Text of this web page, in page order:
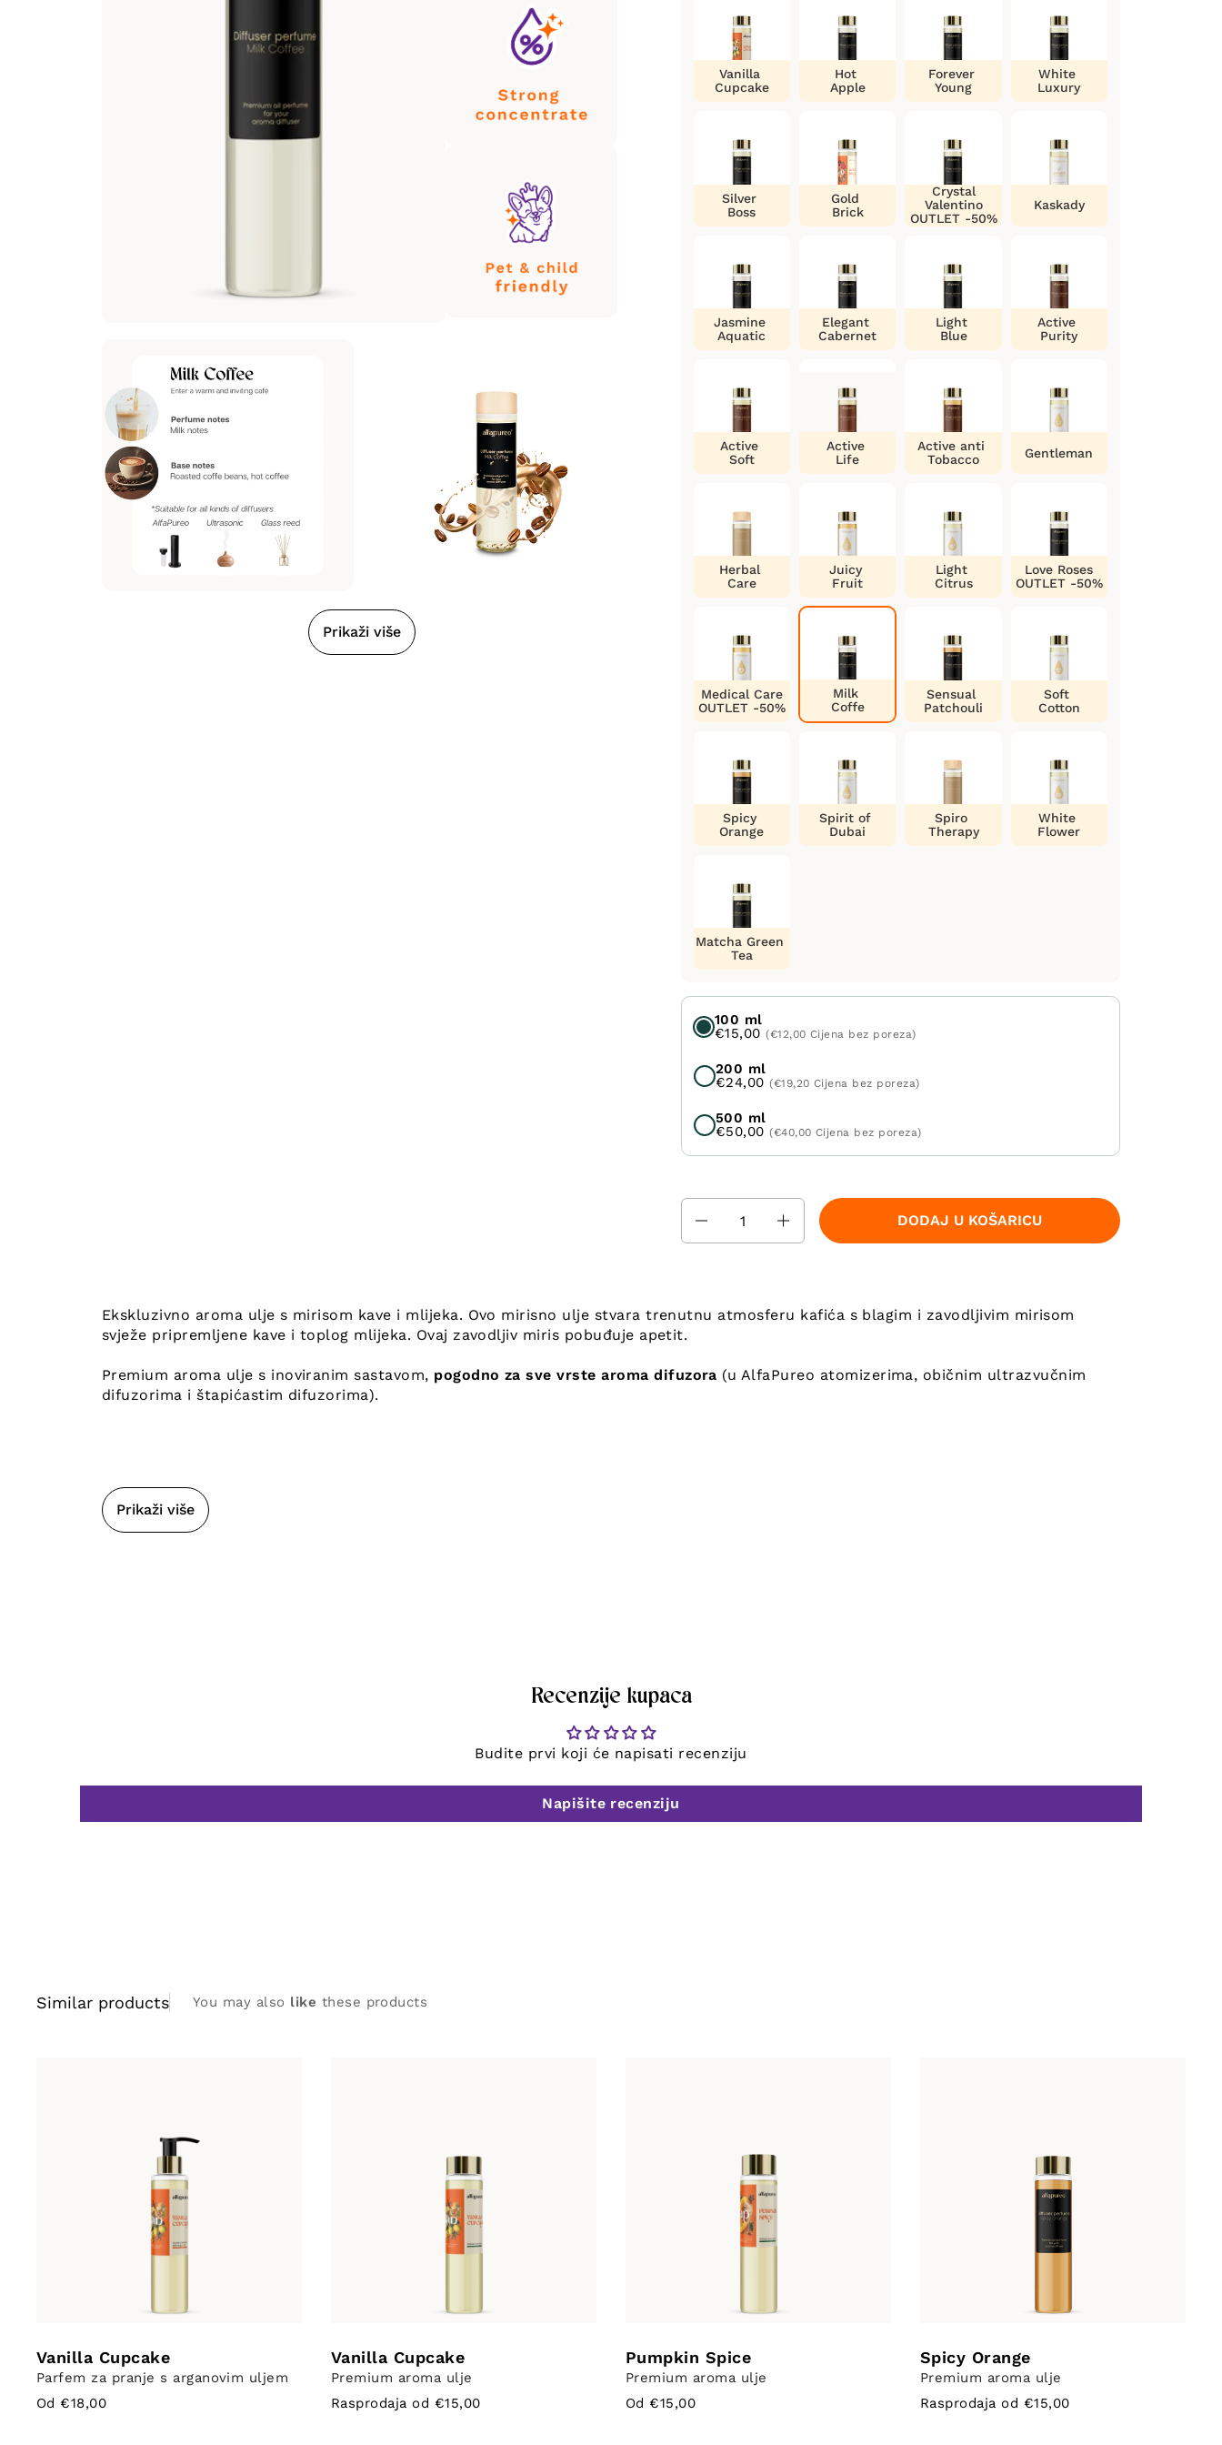
Prikaži više
Vanilla
Cupcake
Hot
Apple
Forever
Young
White
Luxury
Silver
Boss
Gold
Brick
Crystal
Valentino
OUTLET -50%
Kaskady
Jasmine
Aquatic
Elegant
Cabernet
Light
Blue
Active
Purity
Active
Soft
Active
Life
Active anti
Tobacco
Gentleman
Herbal
Care
Juicy
Fruit
Light
Citrus
Love Roses
OUTLET -50%
Medical Care
OUTLET -50%
Milk
Coffe
Sensual
Patchouli
Soft
Cotton
Spicy
Orange
Spirit of
Dubai
Spiro
Therapy
White
Flower
Matcha Green
Tea
100 ml
€15,00(€12,00 Cijena bez poreza)
200 ml
€24,00(€19,20 Cijena bez poreza)
500 ml
€50,00(€40,00 Cijena bez poreza)
DODAJ U KOŠARICU
Ekskluzivno aroma ulje s mirisom kave i mlijeka. Ovo mirisno ulje stvara trenutnu atmosferu kafića s blagim i zavodljivim mirisom
svježe pripremljene kave i toplog mlijeka. Ovaj zavodljiv miris pobuđuje apetit.
Premium aroma ulje s inoviranim sastavom, pogodno za sve vrste aroma difuzora (u AlfaPureo atomizerima, običnim ultrazvučnim
difuzorima i štapićastim difuzorima).
Prikaži više
Recenzije kupaca
Budite prvi koji će napisati recenziju
Napišite recenziju
Similar products You may also like these products
Vanilla Cupcake
Parfem za pranje s arganovim uljem
Od €18,00
Vanilla Cupcake
Premium aroma ulje
Rasprodaja od €15,00
Pumpkin Spice
Premium aroma ulje
Od €15,00
Spicy Orange
Premium aroma ulje
Rasprodaja od €15,00